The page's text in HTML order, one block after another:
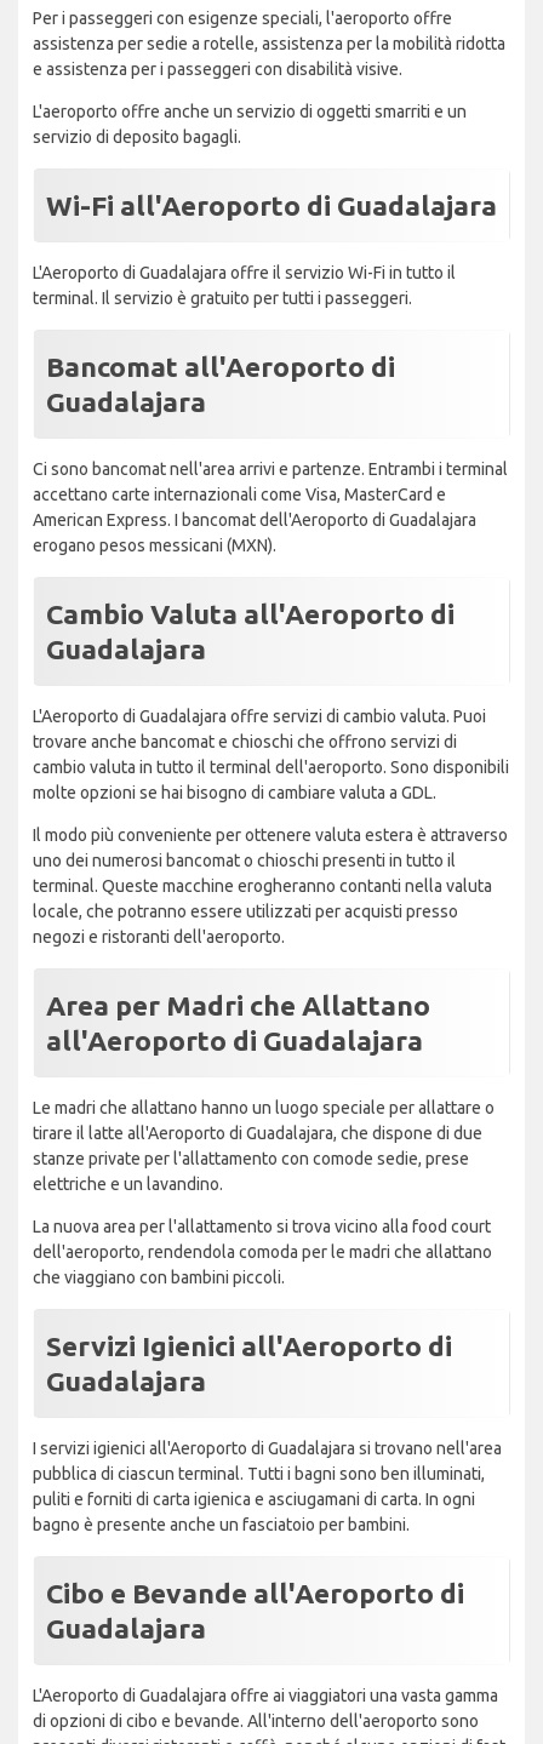
Per i passeggeri con esigenze speciali, l'aeroporto offre
assistenza per sedie a rotelle, assistenza per la mobilità ridotta
e assistenza per i passeggeri con disabilità visive.
L'aeroporto offre anche un servizio di oggetti smarriti e un
servizio di deposito bagagli.
Wi-Fi all'Aeroporto di Guadalajara
L'Aeroporto di Guadalajara offre il servizio Wi-Fi in tutto il
terminal. Il servizio è gratuito per tutti i passeggeri.
Bancomat all'Aeroporto di
Guadalajara
Ci sono bancomat nell'area arrivi e partenze. Entrambi i terminal
accettano carte internazionali come Visa, MasterCard e
American Express. I bancomat dell'Aeroporto di Guadalajara
erogano pesos messicani (MXN).
Cambio Valuta all'Aeroporto di
Guadalajara
L'Aeroporto di Guadalajara offre servizi di cambio valuta. Puoi
trovare anche bancomat e chioschi che offrono servizi di
cambio valuta in tutto il terminal dell'aeroporto. Sono disponibili
molte opzioni se hai bisogno di cambiare valuta a GDL.
Il modo più conveniente per ottenere valuta estera è attraverso
uno dei numerosi bancomat o chioschi presenti in tutto il
terminal. Queste macchine erogheranno contanti nella valuta
locale, che potranno essere utilizzati per acquisti presso
negozi e ristoranti dell'aeroporto.
Area per Madri che Allattano
all'Aeroporto di Guadalajara
Le madri che allattano hanno un luogo speciale per allattare o
tirare il latte all'Aeroporto di Guadalajara, che dispone di due
stanze private per l'allattamento con comode sedie, prese
elettriche e un lavandino.
La nuova area per l'allattamento si trova vicino alla food court
dell'aeroporto, rendendola comoda per le madri che allattano
che viaggiano con bambini piccoli.
Servizi Igienici all'Aeroporto di
Guadalajara
I servizi igienici all'Aeroporto di Guadalajara si trovano nell'area
pubblica di ciascun terminal. Tutti i bagni sono ben illuminati,
puliti e forniti di carta igienica e asciugamani di carta. In ogni
bagno è presente anche un fasciatoio per bambini.
Cibo e Bevande all'Aeroporto di
Guadalajara
L'Aeroporto di Guadalajara offre ai viaggiatori una vasta gamma
di opzioni di cibo e bevande. All'interno dell'aeroporto sono